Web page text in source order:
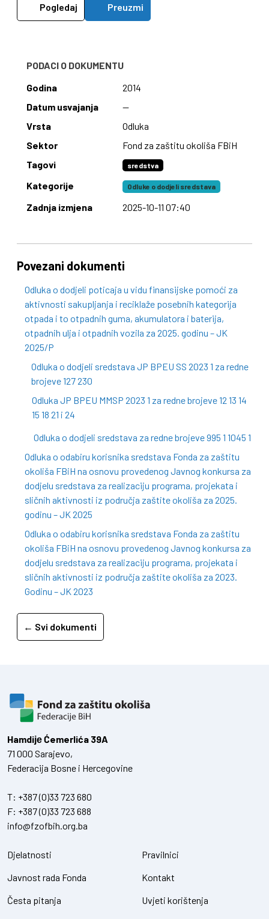
Pogledaj Preuzmi
PODACI O DOKUMENTU
Godina
2014
Datum usvajanja
—
Vrsta
Odluka
Sektor
Fond za zaštitu okoliša FBiH
Tagovi
sredstva
Kategorije Odluke o dodjeli sredstava
Zadnja izmjena 2025-10-11 07:40
Povezani dokumenti
Odluka o dodjeli poticaja u vidu finansijske pomoći za
aktivnosti sakupljanja i reciklaže posebnih kategorija
otpada i to otpadnih guma, akumulatora i baterija,
otpadnih ulja i otpadnih vozila za 2025. godinu – JK
2025/P
Odluka o dodjeli sredstava JP BPEU SS 2023 1 za redne
brojeve 127 230
Odluka JP BPEU MMSP 2023 1 za redne brojeve 12 13 14
15 18 21 i 24
Odluka o dodjeli sredstava za redne brojeve 995 1 1045 1
Odluka o odabiru korisnika sredstava Fonda za zaštitu
okoliša FBiH na osnovu provedenog Javnog konkursa za
dodjelu sredstava za realizaciju programa, projekata i
sličnih aktivnosti iz područja zaštite okoliša za 2025.
godinu – JK 2025
Odluka o odabiru korisnika sredstava Fonda za zaštitu
okoliša FBiH na osnovu provedenog Javnog konkursa za
dodjelu sredstava za realizaciju programa, projekata i
sličnih aktivnosti iz područja zaštite okoliša za 2023.
Godinu – JK 2023
← Svi dokumenti
Hamdiје Ćemerlića 39A
71 000 Sarajevo,
Federacija Bosne i Hercegovine
T: +387 (0)33 723 680
F: +387 (0)33 723 688
info@fzofbih.org.ba
Djelatnosti
Javnost rada Fonda
Česta pitanja
Pravilnici
Kontakt
Uvjeti korištenja